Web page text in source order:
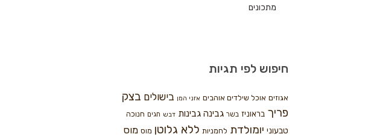
מתכונים
חיפוש לפי תגיות
אגוזים אוכל שילדים אוהבים אזני המן בישולים בצק
פריך בראוניז בשר גבינה גבינות דבש חגים חנוכה
טבעוני יומולדת לחמניות ללא גלוטן מוס מוס